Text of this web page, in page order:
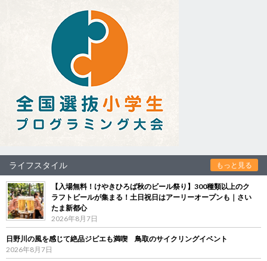
ライフスタイル もっと見る
【入場無料！けやきひろば秋のビール祭り】300種類以上のク
ラフトビールが集まる！土日祝日はアーリーオープンも｜さい
たま新都心
2026年8月7日
日野川の風を感じて絶品ジビエも満喫 鳥取のサイクリングイベント
2026年8月7日